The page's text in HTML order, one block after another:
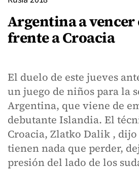
Argentina a
frente a Croacia
El duelo de este jueves
un juego de niños para la
Argentina, que viene de
debutante Islandia. El
Croacia, Zlatko Dalik ,
tienen nada que perder,
presión del lado de los